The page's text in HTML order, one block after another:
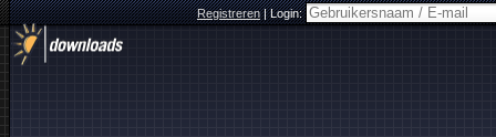
Registreren|Login: